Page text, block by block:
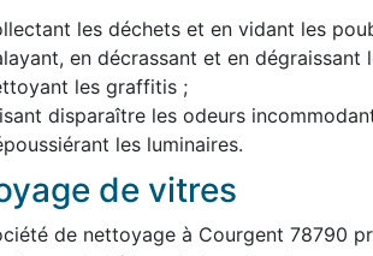
les déchets et en vidant les
en décrassant et en dégraissant
les graffitis ;
disparaître les odeurs
les luminaires.
de vitres
de nettoyage à Courgent 78790